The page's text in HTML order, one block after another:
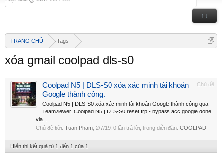
↑ ↓
TRANG CHỦ Tags
xóa gmail coolpad dls-s0
Chủ đề
Coolpad N5 | DLS-S0 xóa xác minh tài khoản
Google thành công.
Coolpad N5 | DLS-S0 xóa xác minh tài khoản Google thành công qua
Teamviewer. Coolpad N5 | DLS-S0 reset frp - bypass acc google done
via...
Chủ đề bởi: Tuan Pham 2/7/19 , 0 lần trả lời, trong diễn đàn: COOLPAD
Hiển thị kết quả từ 1 đến 1 của 1